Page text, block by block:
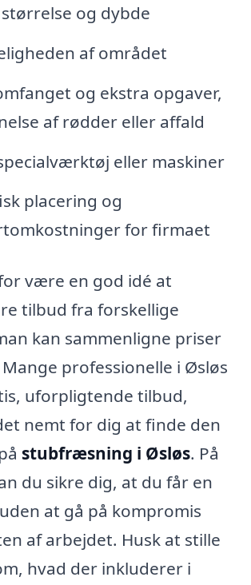
og dybde
af området
og ekstra opgaver,
af rødder eller affald
eller maskiner
placering og
for firmaet
være en god idé at
tilbud fra forskellige
kan sammenligne priser
professionelle i Øsløs
uforpligtende tilbud,
nemt for dig at finde den
stubfræsning i Øsløs. På
du sikre dig, at du får en
at gå på kompromis
af arbejdet. Husk at stille
hvad der inkluderer i